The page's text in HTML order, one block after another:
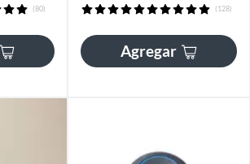
(80) (128)
Agregar